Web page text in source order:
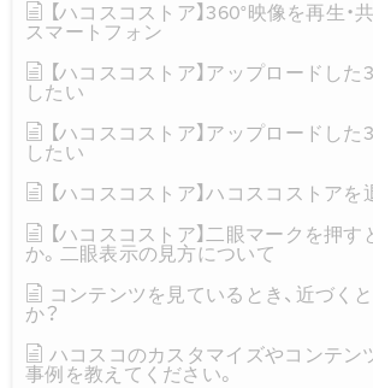
【ハコスコストア】360°映像を再生・
スマートフォン
【ハコスコストア】アップロードし
したい
【ハコスコストア】アップロードし
したい
【ハコスコストア】ハコスコストア
【ハコスコストア】二眼マークを押
か。二眼表示の見方について
コンテンツを見ているとき、近づく
か？
ハコスコのカスタマイズやコンテン
事例を教えてください。